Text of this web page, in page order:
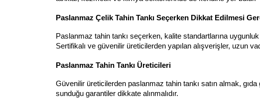
Paslanmaz Çelik Tahin Tankı Seçerken Dikkat Edilmesi
Paslanmaz tahin tankı seçerken, kalite standartlarına
Sertifikalı ve güvenilir üreticilerden yapılan alışverişler, uzun
Paslanmaz Tahin Tankı Üreticileri
Güvenilir üreticilerden paslanmaz tahin tankı satın almak,
sunduğu garantiler dikkate alınmalıdır.